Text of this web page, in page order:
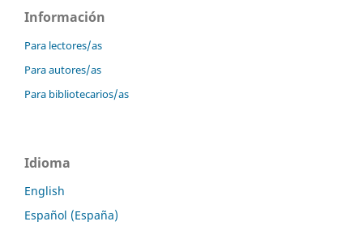
Información
Para lectores/as
Para autores/as
Para bibliotecarios/as
Idioma
English
Español (España)